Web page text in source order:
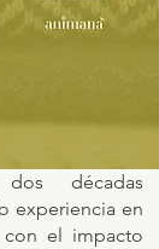
décadas
experiencia en
con el impacto